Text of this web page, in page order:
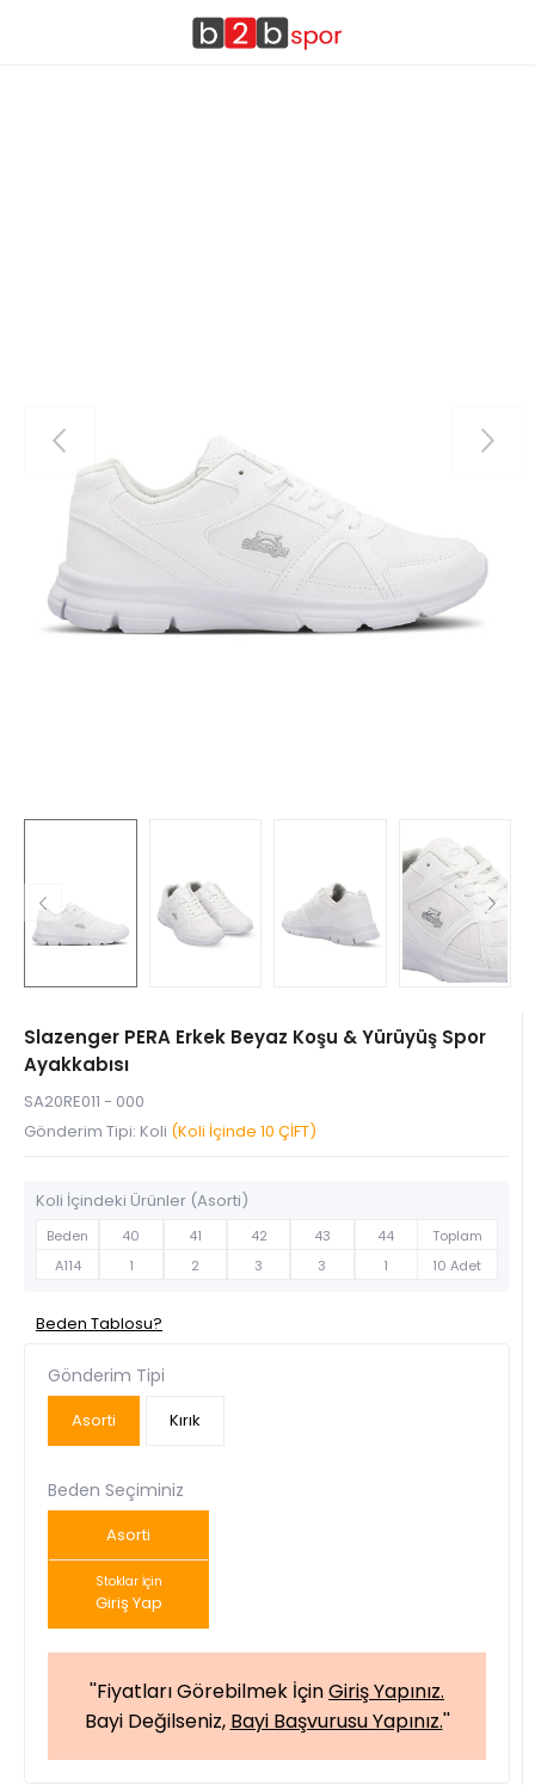
Slazenger PERA Erkek Beyaz Koşu & Yürüyüş Spor
Ayakkabısı
SA20RE011 - 000
Gönderim Tipi: Koli (Koli İçinde 10 ÇİFT)
Koli İçindeki Ürünler (Asorti)
Beden 40 41 42 43 44
Toplam
A114
1 2 3 3 1 10 Adet
Beden Tablosu?
Gönderim Tipi
Asorti Kırık
Beden Seçiminiz
Asorti
Stoklar İçin
Giriş Yap
''Fiyatları Görebilmek İçinGiriş Yapınız.
Bayi Değilseniz, Bayi Başvurusu Yapınız.''